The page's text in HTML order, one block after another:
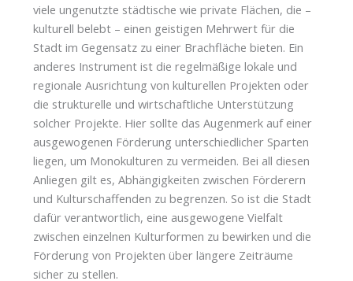
viele ungenutzte städtische wie private Flächen, die –
kulturell belebt – einen geistigen Mehrwert für die
Stadt im Gegensatz zu einer Brachfläche bieten. Ein
anderes Instrument ist die regelmäßige lokale und
regionale Ausrichtung von kulturellen Projekten oder
die strukturelle und wirtschaftliche Unterstützung
solcher Projekte. Hier sollte das Augenmerk auf einer
ausgewogenen Förderung unterschiedlicher Sparten
liegen, um Monokulturen zu vermeiden. Bei all diesen
Anliegen gilt es, Abhängigkeiten zwischen Förderern
und Kulturschaffenden zu begrenzen. So ist die Stadt
dafür verantwortlich, eine ausgewogene Vielfalt
zwischen einzelnen Kulturformen zu bewirken und die
Förderung von Projekten über längere Zeiträume
sicher zu stellen.